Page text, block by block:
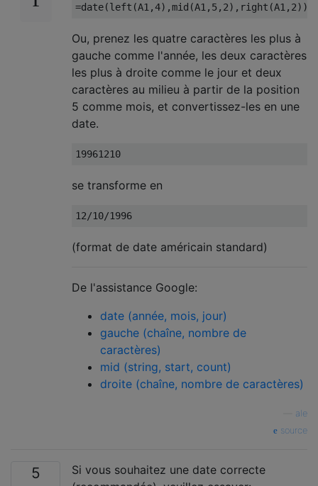
Ou, prenez les quatre caractères les plus à
gauche comme l'année, les deux caractères
les plus à droite comme le jour et deux
caractères au milieu à partir de la position
5 comme mois, et convertissez-les en une
date.
se transforme en
(format de date américain standard)
De l'assistance Google:
date (année, mois, jour)
gauche (chaîne, nombre de
caractères)
mid (string, start, count)
droite (chaîne, nombre de caractères)
ale
source
5
Si vous souhaitez une date correcte